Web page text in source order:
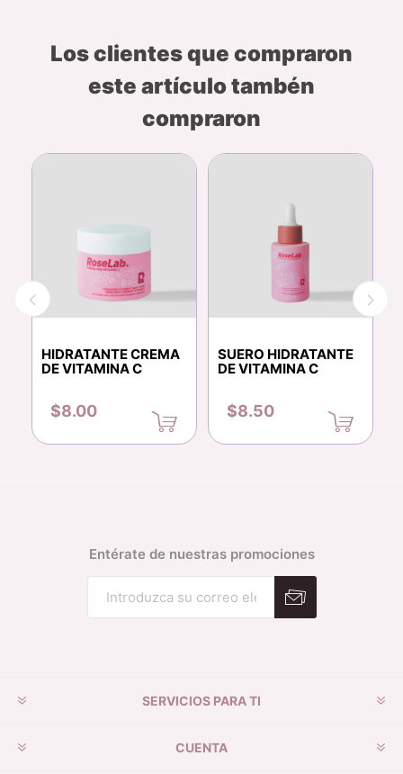
Los clientes que compraron
este artículo tambén
compraron
HIDRATANTE CREMA
DE VITAMINA C
$8.00
SUERO HIDRATANTE
DE VITAMINA C
$8.50
Entérate de nuestras promociones
SERVICIOS PARA TI
CUENTA